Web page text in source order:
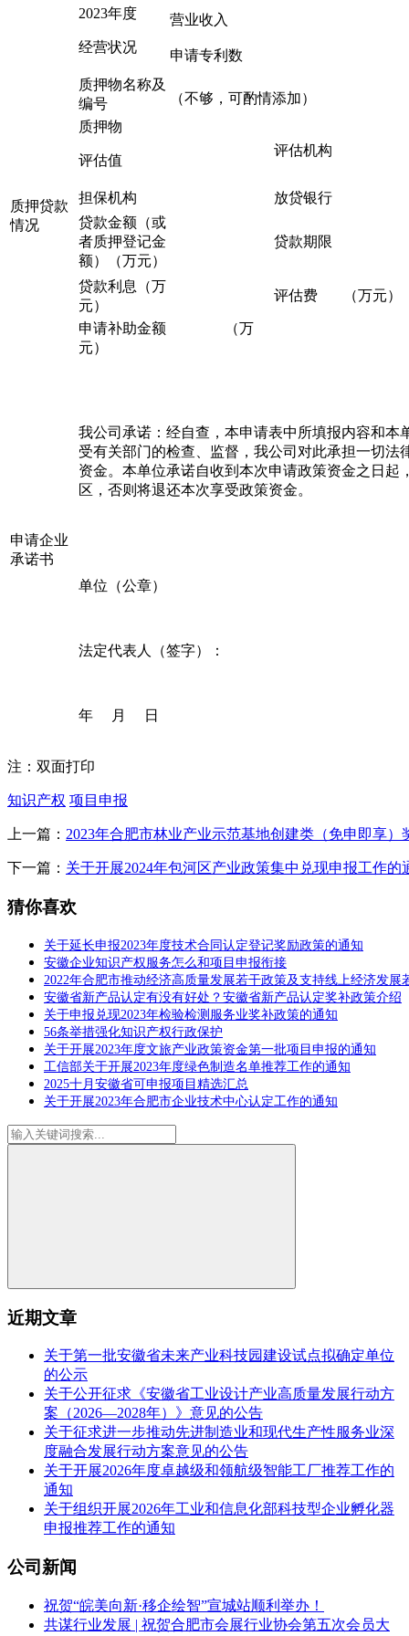
2023年度
经营状况
营业收入
申请专利数
质押贷款
情况
质押物名称及
编号
（不够，可酌情添加）
质押物
评估值
评估机构
担保机构
放贷银行
贷款金额（或
者质押登记金
额）（万元）
贷款期限
贷款利息（万
元）
评估费 （万元）
申请补助金额 （万
元）
申请企业
承诺书
我公司承诺：经自查，本申请表中所填报内容和本
受有关部门的检查、监督，我公司对此承担一切
资金。本单位承诺自收到本次申请政策资金之日起
区，否则将退还本次享受政策资金。
单位（公章）
法定代表人（签字）：
年 月 日
注：双面打印
知识产权 项目申报
上一篇： 2023年合肥市林业产业示范基地创建类（免申即享）
下一篇： 关于开展2024年包河区产业政策集中兑现申报工作的
猜你喜欢
关于延长申报2023年度技术合同认定登记奖励政策的通知
安徽企业知识产权服务怎么和项目申报衔接
2022年合肥市推动经济高质量发展若干政策及支持线上经济发
安徽省新产品认定有没有好处？安徽省新产品认定奖补政策介绍
关于申报兑现2023年检验检测服务业奖补政策的通知
56条举措强化知识产权行政保护
关于开展2023年度文旅产业政策资金第一批项目申报的通知
工信部关于开展2023年度绿色制造名单推荐工作的通知
2025十月安徽省可申报项目精选汇总
关于开展2023年合肥市企业技术中心认定工作的通知
近期文章
关于第一批安徽省未来产业科技园建设试点拟确定单位
的公示
关于公开征求《安徽省工业设计产业高质量发展行动方
案（2026—2028年）》意见的公告
关于征求进一步推动先进制造业和现代生产性服务业深
度融合发展行动方案意见的公告
关于开展2026年度卓越级和领航级智能工厂推荐工作的
通知
关于组织开展2026年工业和信息化部科技型企业孵化器
申报推荐工作的通知
公司新闻
祝贺“皖美向新·移企绘智”宣城站顺利举办！
共谋行业发展 | 祝贺合肥市会展行业协会第五次会员大